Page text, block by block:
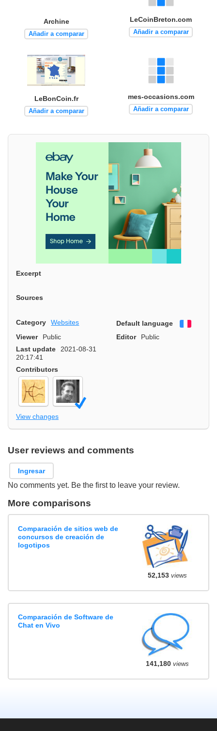
Archine
Añadir a comparar
LeCoinBreton.com
Añadir a comparar
LeBonCoin.fr
Añadir a comparar
mes-occasions.com
Añadir a comparar
Excerpt
Sources
Category Websites Default language
Viewer
Public Editor
Public
Last update
2021-08-31
20:17:41
Contributors
View changes
User reviews and comments
Ingresar
No comments yet. Be the first to leave your review.
More comparisons
Comparación de sitios web de
concursos de creación de
logotipos
52,153views
Comparación de Software de
Chat en Vivo
141,180views